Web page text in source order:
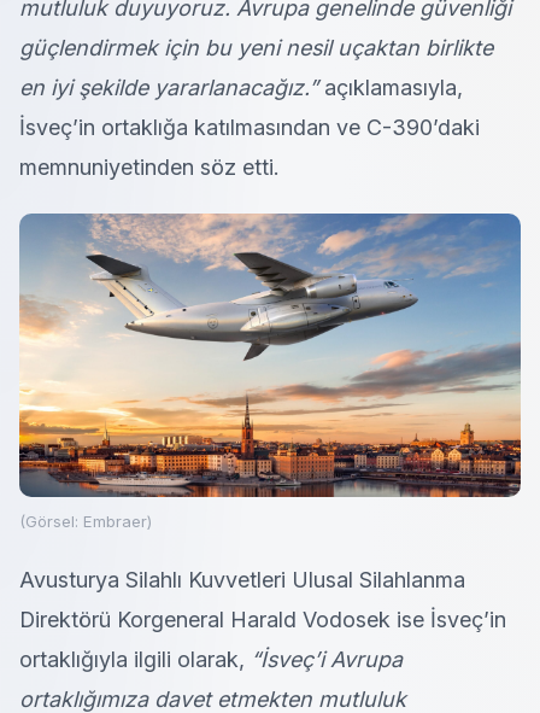
mutluluk duyuyoruz. Avrupa genelinde güvenliği
güçlendirmek için bu yeni nesil uçaktan birlikte
en iyi şekilde yararlanacağız.”açıklamasıyla,
İsveç’in ortaklığa katılmasından ve C-390’daki
memnuniyetinden söz etti.
(Görsel: Embraer)
Avusturya Silahlı Kuvvetleri Ulusal Silahlanma
Direktörü Korgeneral Harald Vodosek ise İsveç’in
ortaklığıyla ilgili olarak, “İsveç’i Avrupa
ortaklığımıza davet etmekten mutluluk